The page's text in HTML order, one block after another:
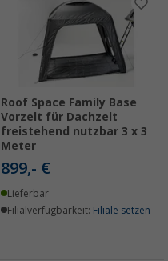
Roof Space Family Base
Vorzelt für Dachzelt
freistehend nutzbar 3 x 3
Meter
899,- €
Lieferbar
Filialverfügbarkeit: Filiale setzen